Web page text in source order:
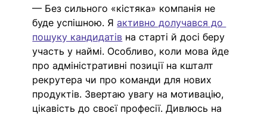
— Без сильного «кістяка» компанія не
буде успішною. Я активно долучався до
пошуку кандидатів на старті й досі беру
участь у наймі. Особливо, коли мова йде
про адміністративні позиції на кшталт
рекрутера чи про команди для нових
продуктів. Звертаю увагу на мотивацію,
цікавість до своєї професії. Дивлюсь на